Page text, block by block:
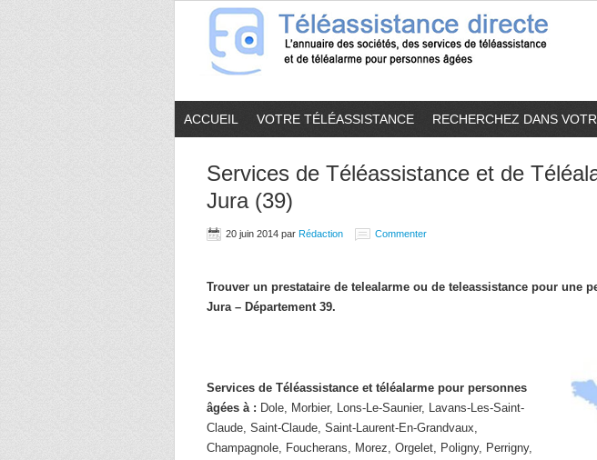
ACCUEIL VOTRE TÉLÉASSISTANCE RECHERCHEZ DANS
Services de Téléassistance et de
Jura (39)
20 juin 2014 par Rédaction Commenter
Trouver un prestataire de telealarme ou de teleassistance pour une
Jura – Département 39.
Services de Téléassistance et téléalarme pour personnes
âgées à : Dole, Morbier, Lons-Le-Saunier, Lavans-Les-Saint-
Claude, Saint-Claude, Saint-Laurent-En-Grandvaux,
Champagnole, Foucherans, Morez, Orgelet, Poligny, Perrigny,